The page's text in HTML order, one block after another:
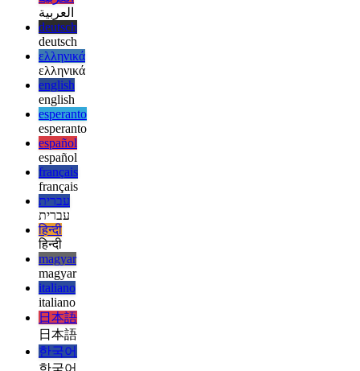
afrikaans
afrikaans
العربية
العربية
deutsch
deutsch
ελληνικά
ελληνικά
english
english
esperanto
esperanto
español
español
français
français
עברית
עברית
हिन्दी
हिन्दी
magyar
magyar
italiano
italiano
日本語